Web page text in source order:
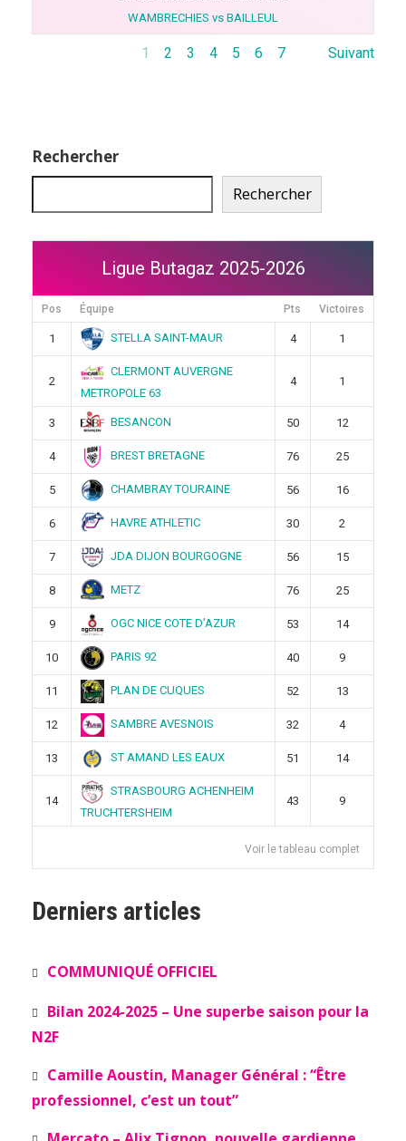
WAMBRECHIES vs BAILLEUL
1 2 3 4 5 6 7 Suivant
Rechercher
Rechercher
Ligue Butagaz 2025-2026
Pos Équipe Pts Victoires
1 STELLA SAINT-MAUR 4 1
2
CLERMONT AUVERGNE
METROPOLE 63
4 1
3 BESANCON 50 12
4 BREST BRETAGNE 76 25
5 CHAMBRAY TOURAINE 56 16
6 HAVRE ATHLETIC 30 2
7 JDA DIJON BOURGOGNE 56 15
8 METZ 76 25
9 OGC NICE COTE D’AZUR 53 14
10 PARIS 92 40 9
11 PLAN DE CUQUES 52 13
12 SAMBRE AVESNOIS 32 4
13 ST AMAND LES EAUX 51 14
14
STRASBOURG ACHENHEIM
TRUCHTERSHEIM
43 9
Voir le tableau complet
Derniers articles
COMMUNIQUÉ OFFICIEL
Bilan 2024-2025 – Une superbe saison pour la
N2F
Camille Aoustin, Manager Général : “Être
professionnel, c’est un tout”